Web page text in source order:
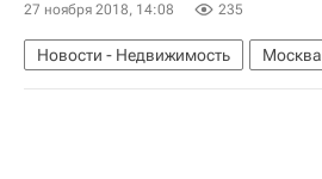
27 ноября 2018, 14:08 235
Новости - Недвижимость
Москва
Мосинжпроект
Инфраструктура